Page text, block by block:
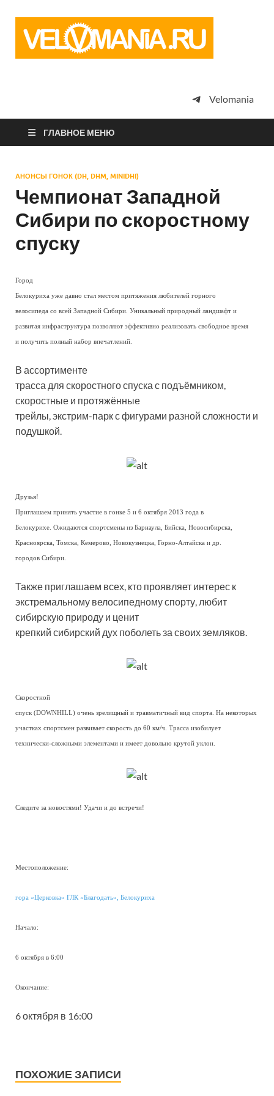
просто
Velomania
ГЛАВНОЕ МЕНЮ
АНОНСЫ ГОНОК (DH, DHM, MINIDHI)
Чемпионат Западной
Сибири по скоростному
спуску
Город
Белокуриха уже давно стал местом притяжения любителей горного
велосипеда со всей Западной Сибири. Уникальный природный ландшафт и
развитая инфраструктура позволяют эффективно реализовать свободное время
и получить полный набор впечатлений.
В ассортименте
трасса для скоростного спуска с подъёмником,
скоростные и протяжённые
трейлы, экстрим-парк с фигурами разной сложности и
подушкой.
Друзья!
Приглашаем принять участие в гонке 5 и 6 октября 2013 года в
Белокурихе. Ожидаются спортсмены из Барнаула, Бийска, Новосибирска,
Красноярска, Томска, Кемерово, Новокузнецка, Горно-Алтайска и др.
городов Сибири.
Также приглашаем всех, кто проявляет интерес к
экстремальному велосипедному спорту, любит
сибирскую природу и ценит
крепкий сибирский дух поболеть за своих земляков.
Скоростной
спуск (DOWNHILL) очень зрелищный и травматичный вид спорта. На некоторых
участках спортсмен развивает скорость до 60 км/ч. Трасса изобилует
технически-сложными элементами и имеет довольно крутой уклон.
Следите за новостями! Удачи и до встречи!
Местоположение:
гора «Церковка» ГЛК «Благодать», Белокуриха
Начало:
6 октября в 6:00
Окончание:
6 октября в 16:00
ПОХОЖИЕ ЗАПИСИ